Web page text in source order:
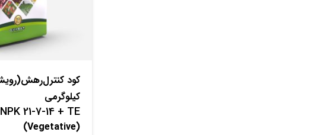
کیلوگرمی
NPK 21-7-14 + TE
(Vegetative)